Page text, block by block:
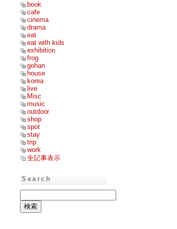
book
cafe
cinema
drama
eat
eat with kids
exhibition
frog
gohan
house
korea
live
Misc
music
outdoor
shop
spot
stay
trip
work
全記事表示
Search